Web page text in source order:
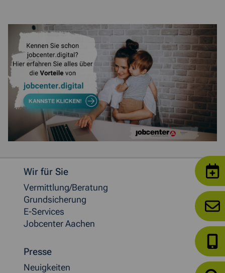
Weitere allgemeine Informationen
Wir für Sie
Vermittlung/Beratung
Grundsicherung
E-Services
Jobcenter Aachen
Presse
Neuigkeiten